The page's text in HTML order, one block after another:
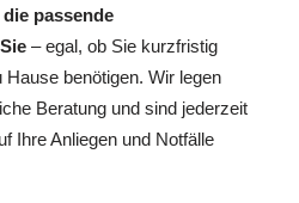
passende
– egal, ob Sie kurzfristig
benötigen. Wir legen
Beratung und sind jederzeit
Ihre Anliegen und Notfälle